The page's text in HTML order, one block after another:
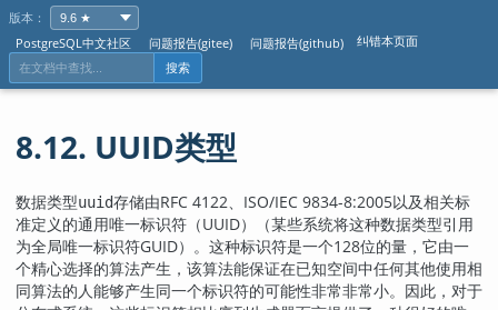
版本：
PostgreSQL中文社区
问题报告(gitee) 问题报告(github) 纠错本页面
搜索
8.12. UUID类型
数据类型uuid存储由RFC 4122、ISO/IEC 9834-8:2005以及相关标
准定义的通用唯一标识符（UUID）（某些系统将这种数据类型引用
为全局唯一标识符GUID）。这种标识符是一个128位的量，它由一
个精心选择的算法产生，该算法能保证在已知空间中任何其他使用相
同算法的人能够产生同一个标识符的可能性非常非常小。因此，对于